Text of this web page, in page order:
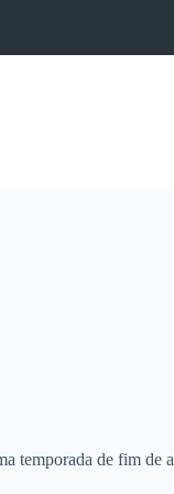
temporada de fim